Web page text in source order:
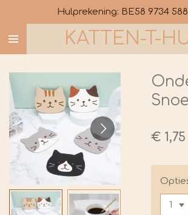
direct
naar
de
hoofdinhoud
KATTEN-T-
Hulprekening: BE58 9734
€ 1,75